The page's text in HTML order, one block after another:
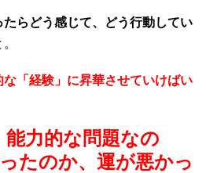
たらどう感じて、どう行動してい
な「経験」に昇華させていけばい
力的な問題なの
たのか、運が悪かっ